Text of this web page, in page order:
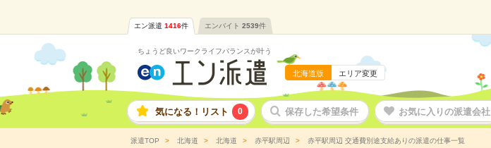
エン派遣 1416件 エンバイト 2539件
ちょうど良いワークライフバランスが叶う
北海道版 エリア変更
気になる！リスト 0 保存した希望条件 お気に入りの派遣会社
派遣TOP 北海道 北海道 赤平駅周辺 赤平駅周辺 交通費別途支給ありの派遣の仕事一覧